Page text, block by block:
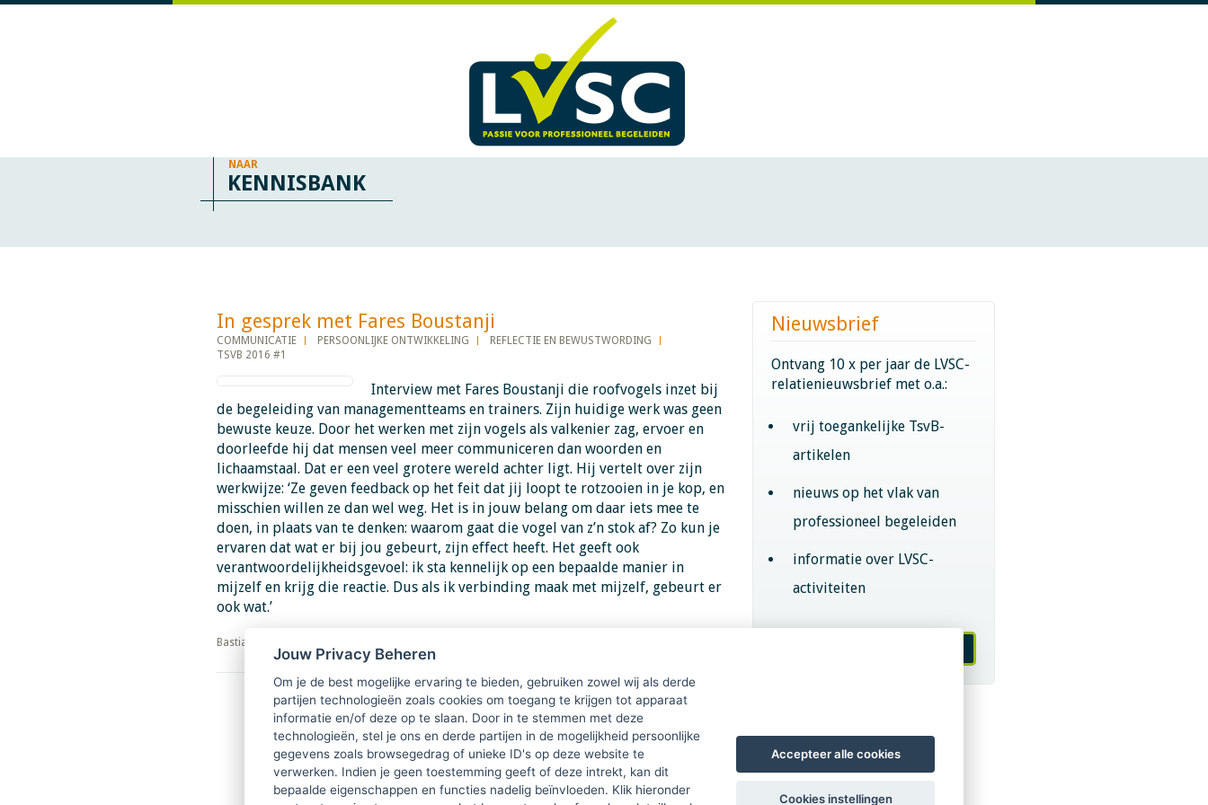
NAAR
KENNISBANK
In gesprek met Fares Boustanji​​​​​​
COMMUNICATIE PERSOONLIJKE ONTWIKKELING
REFLECTIE EN BEWUSTWORDING
TSVB 2016 #1
Interview met Fares Boustanji die roofvogels inzet bij
de begeleiding van managementteams en trainers. Zijn huidige werk was geen
bewuste keuze. Door het werken met zijn vogels als valkenier zag, ervoer en
doorleefde hij dat mensen veel meer communiceren dan woorden en
lichaamstaal. Dat er een veel grotere wereld achter ligt. Hij vertelt over zijn
werkwijze: ‘Ze geven feedback op het feit dat jij loopt te rotzooien in je kop, en
misschien willen ze dan wel weg. Het is in jouw belang om daar iets mee te
doen, in plaats van te denken: waarom gaat die vogel van z’n stok af? Zo kun je
ervaren dat wat er bij jou gebeurt, zijn effect heeft. Het geeft ook
verantwoordelijkheidsgevoel: ik sta kennelijk op een bepaalde manier in
mijzelf en krijg die reactie. Dus als ik verbinding maak met mijzelf, gebeurt er
ook wat.’
​​​​​​​Bastiaan van Gils
Download PDF
Nieuwsbrief
Ontvang 10 x per jaar de LVSC-
relatienieuwsbrief met o.a.:
vrij toegankelijke TsvB-
artikelen
nieuws op het vlak van
professioneel begeleiden
informatie over LVSC-
activiteiten
Jouw Privacy Beheren
Om je de best mogelijke ervaring te bieden, gebruiken zowel wij als derde
partijen technologieën zoals cookies om toegang te krijgen tot apparaat
informatie en/of deze op te slaan. Door in te stemmen met deze
technologieën, stel je ons en derde partijen in de mogelijkheid persoonlijke
gegevens zoals browsegedrag of unieke ID's op deze website te
verwerken. Indien je geen toestemming geeft of deze intrekt, kan dit
bepaalde eigenschappen en functies nadelig beïnvloeden. Klik hieronder
Accepteer alle cookies
Cookies instellingen